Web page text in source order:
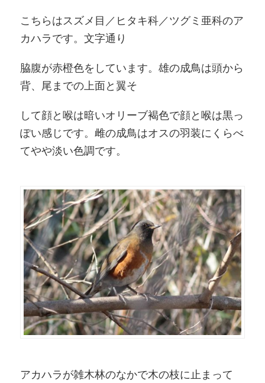
こちらはスズメ目／ヒタキ科／ツグミ亜科のア
カハラです。文字通り
脇腹が赤橙色をしています。雄の成鳥は頭から
背、尾までの上面と翼そ
して顔と喉は暗いオリーブ褐色で顔と喉は黒っ
ぽい感じです。雌の成鳥はオスの羽装にくらべ
てやや淡い色調です。
アカハラが雑木林のなかで木の枝に止まって